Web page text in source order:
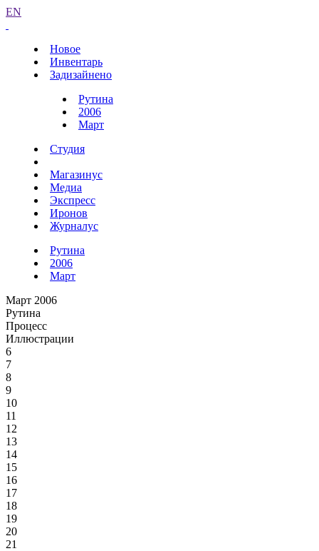
EN
Новое
Инвентарь
Задизайнено
Рутина
2006
Март
Студия
Магазинус
Медиа
Экспресс
Иронов
Журналус
Рутина
2006
Март
Март 2006
Рутина
Процесс
Иллюстрации
6
7
8
9
10
11
12
13
14
15
16
17
18
19
20
21